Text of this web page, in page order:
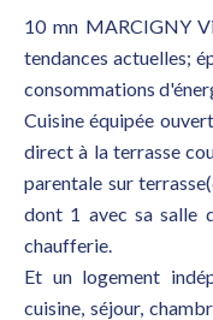
10 mn MARCIGNY
tendances actuelles;
consommations
Cuisine équipée
direct à la terrasse
parentale sur
dont 1 avec sa salle
chaufferie.
Et un logement
cuisine, séjour,